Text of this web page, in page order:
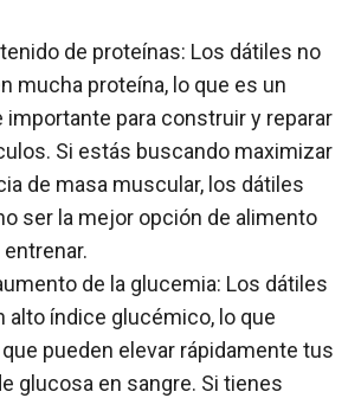
de proteínas: Los dátiles no
mucha proteína, lo que es un
importante para construir y reparar
Si estás buscando maximizar
de masa muscular, los dátiles
ser la mejor opción de alimento
de la glucemia: Los dátiles
alto índice glucémico, lo que
pueden elevar rápidamente tus
glucosa en sangre. Si tienes